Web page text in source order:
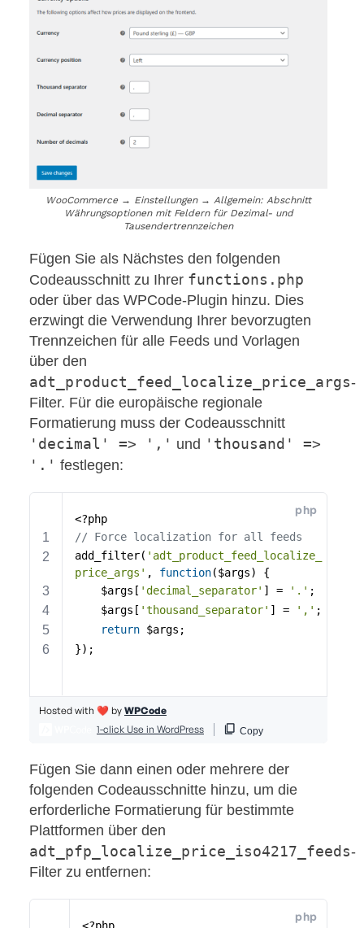
WooCommerce → Einstellungen → Allgemein: Abschnitt
Währungsoptionen mit Feldern für Dezimal- und
Tausendertrennzeichen
Fügen Sie als Nächstes den folgenden
Codeausschnitt zu Ihrer functions.php
oder über das WPCode-Plugin hinzu. Dies
erzwingt die Verwendung Ihrer bevorzugten
Trennzeichen für alle Feeds und Vorlagen
über den
adt_product_feed_localize_price_args-
Filter. Für die europäische regionale
Formatierung muss der Codeausschnitt
'decimal' => ',' und 'thousand' =>
'.' festlegen:
Fügen Sie dann einen oder mehrere der
folgenden Codeausschnitte hinzu, um die
erforderliche Formatierung für bestimmte
Plattformen über den
adt_pfp_localize_price_iso4217_feeds-
Filter zu entfernen: